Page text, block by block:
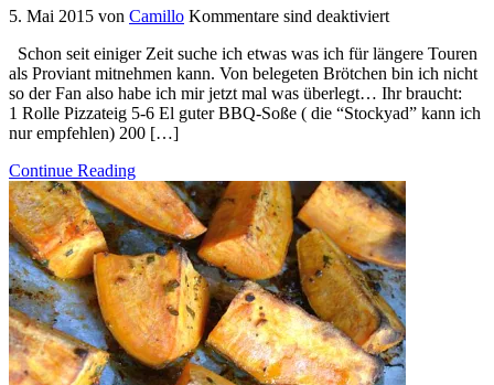
5. Mai 2015 von Camillo Kommentare sind deaktiviert
Schon seit einiger Zeit suche ich etwas was ich für längere Touren
als Proviant mitnehmen kann. Von belegeten Brötchen bin ich nicht
so der Fan also habe ich mir jetzt mal was überlegt… Ihr braucht:
1 Rolle Pizzateig 5-6 El guter BBQ-Soße ( die “Stockyad” kann ich
nur empfehlen) 200 […]
Continue Reading